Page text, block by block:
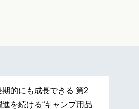
的にも成長できる 第2
を続ける“キャンプ用品